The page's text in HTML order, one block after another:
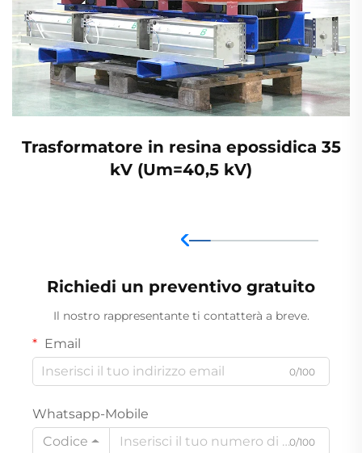
Trasformatore in resina epossidica 35
kV (Um=40,5 kV)
Richiedi un preventivo gratuito
Il nostro rappresentante ti contatterà a breve.
Email
0/100
Whatsapp-Mobile
Codice
0/100